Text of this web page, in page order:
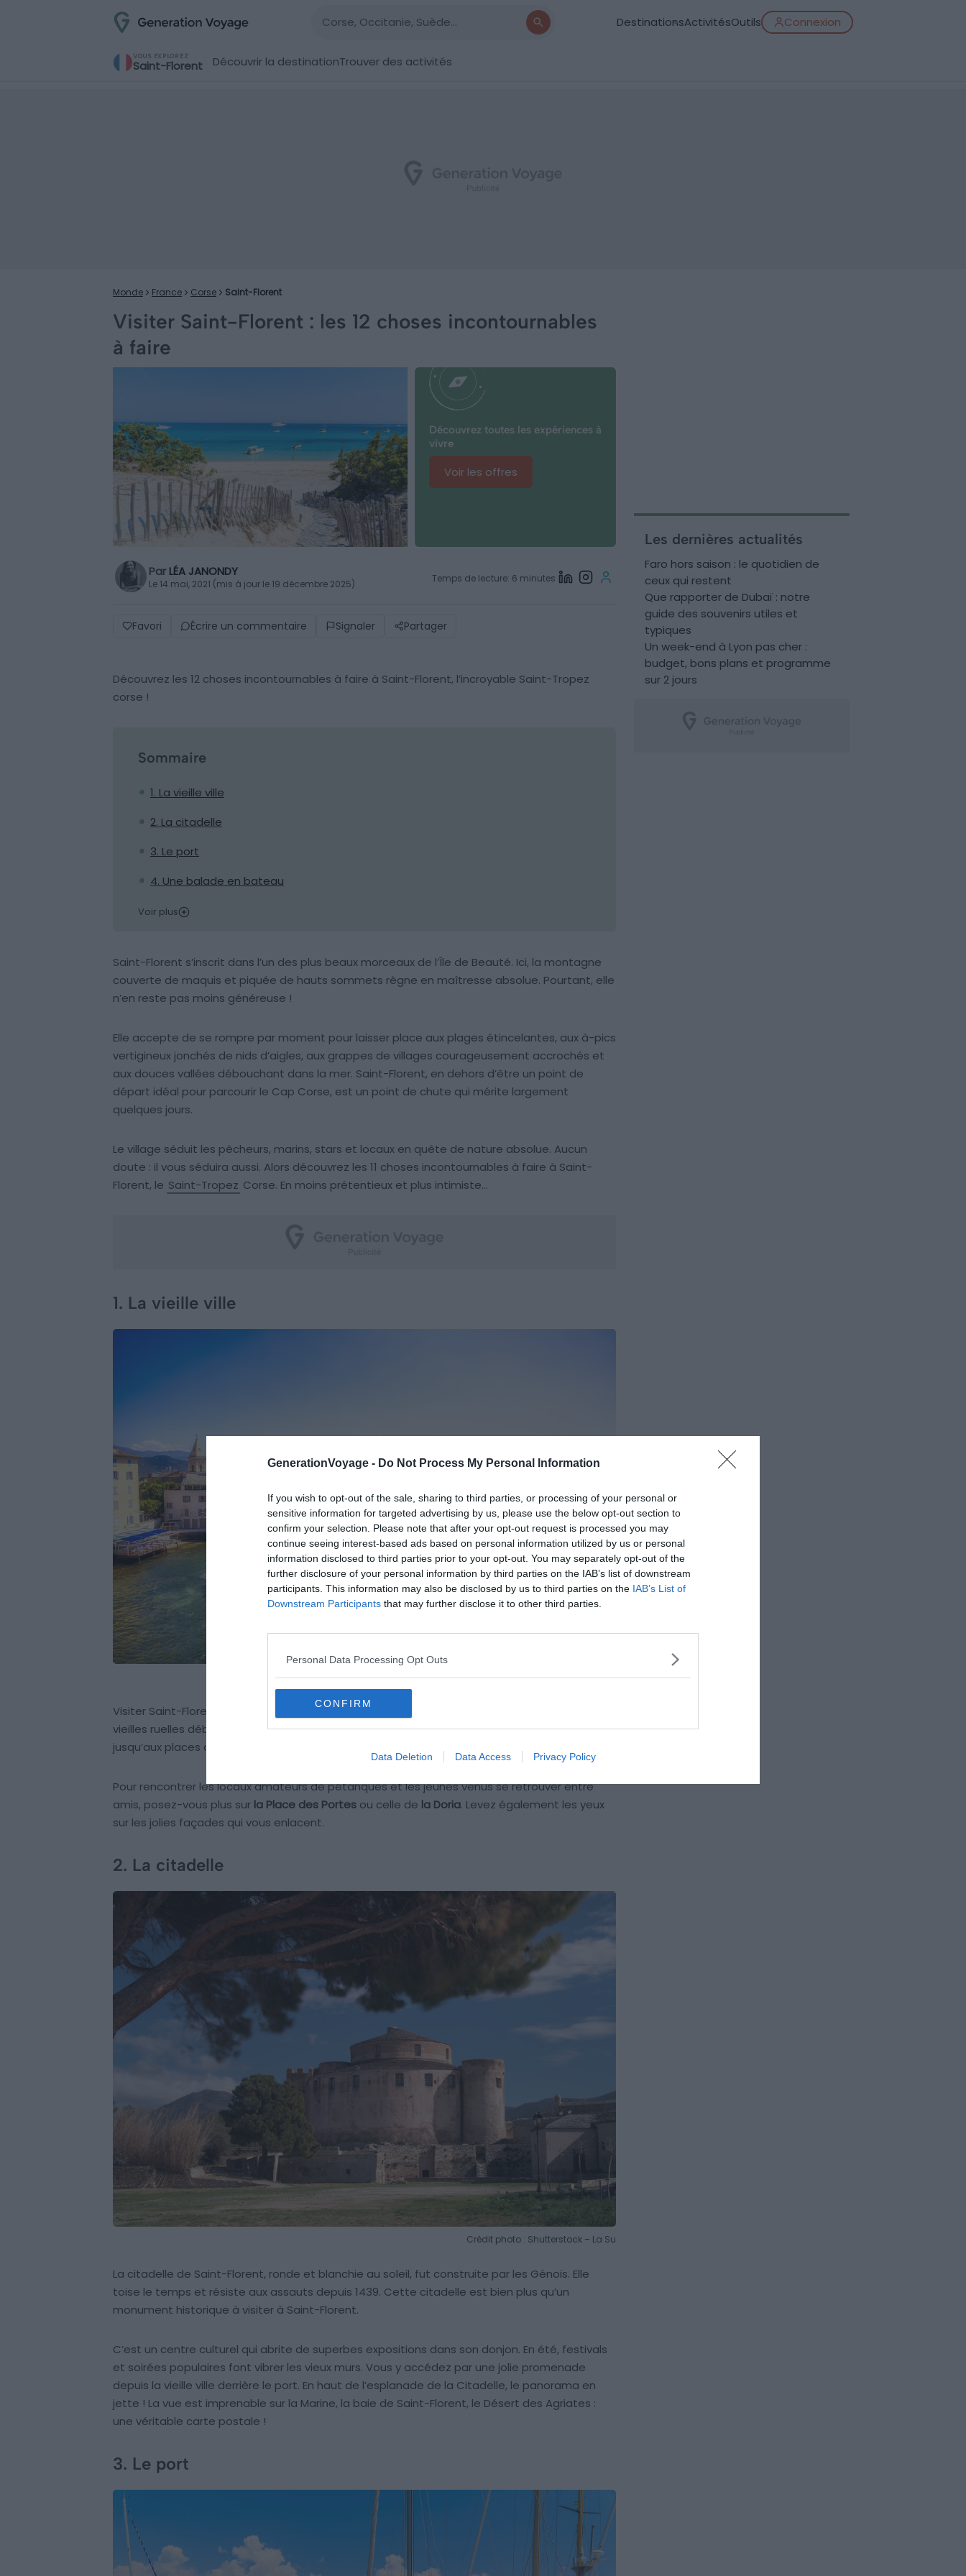
GenerationVoyage - Do Not Process My Personal Information
If you wish to opt-out of the sale, sharing to third parties, or processing of your personal or
sensitive information for targeted advertising by us, please use the below opt-out section to
confirm your selection. Please note that after your opt-out request is processed you may
continue seeing interest-based ads based on personal information utilized by us or personal
information disclosed to third parties prior to your opt-out. You may separately opt-out of the
further disclosure of your personal information by third parties on the IAB’s list of downstream
participants. This information may also be disclosed by us to third parties on the IAB’s List of
Downstream Participants that may further disclose it to other third parties.
Personal Data Processing Opt Outs
CONFIRM
Data Deletion Data Access Privacy Policy
DestinationsActivitésOutils Connexion
VOUS EXPLOREZ
Saint-Florent Découvrir la destinationTrouver des activités
Monde France Corse Saint-Florent
Visiter Saint-Florent : les 12 choses incontournables
à faire
Découvrez toutes les expériences à
vivre
Voir les offres
Par LÉA JANONDY
Le 14 mai, 2021 (mis à jour le 19 décembre 2025) Temps de lecture: 6 minutes
Favori Écrire un commentaire Signaler Partager
Découvrez les 12 choses incontournables à faire à Saint-Florent, l’incroyable Saint-Tropez
corse !
Sommaire
1. La vieille ville
2. La citadelle
3. Le port
4. Une balade en bateau
Voir plus
Saint-Florent s’inscrit dans l’un des plus beaux morceaux de l’Île de Beauté. Ici, la montagne
couverte de maquis et piquée de hauts sommets règne en maîtresse absolue. Pourtant, elle
n’en reste pas moins généreuse !
Elle accepte de se rompre par moment pour laisser place aux plages étincelantes, aux à-pics
vertigineux jonchés de nids d’aigles, aux grappes de villages courageusement accrochés et
aux douces vallées débouchant dans la mer. Saint-Florent, en dehors d’être un point de
départ idéal pour parcourir le Cap Corse, est un point de chute qui mérite largement
quelques jours.
Le village séduit les pêcheurs, marins, stars et locaux en quête de nature absolue. Aucun
doute : il vous séduira aussi. Alors découvrez les 11 choses incontournables à faire à Saint-
Florent, le Saint-Tropez Corse. En moins prétentieux et plus intimiste…
1. La vieille ville
Crédit photo : Shutterstock – Rolf E. Staerk
Visiter Saint-Florent, c’est forcément prendre le temps de flâner dans sa vieille ville. Les
vieilles ruelles débordent de charmes et vous mènent, tout en douceur et romantisme,
jusqu’aux places coquettes, églises charmantes et fontaines rafraîchissantes.
Pour rencontrer les locaux amateurs de pétanques et les jeunes venus se retrouver entre
amis, posez-vous plus sur la Place des Portes ou celle de la Doria. Levez également les yeux
sur les jolies façades qui vous enlacent.
2. La citadelle
Crédit photo : Shutterstock – La Su
La citadelle de Saint-Florent, ronde et blanchie au soleil, fut construite par les Génois. Elle
toise le temps et résiste aux assauts depuis 1439. Cette citadelle est bien plus qu’un
monument historique à visiter à Saint-Florent.
C’est un centre culturel qui abrite de superbes expositions dans son donjon. En été, festivals
et soirées populaires font vibrer les vieux murs. Vous y accédez par une jolie promenade
depuis la vieille ville derrière le port. En haut de l’esplanade de la Citadelle, le panorama en
jette ! La vue est imprenable sur la Marine, la baie de Saint-Florent, le Désert des Agriates :
une véritable carte postale !
3. Le port
Les dernières actualités
Faro hors saison : le quotidien de
ceux qui restent
Que rapporter de Dubaï : notre
guide des souvenirs utiles et
typiques
Un week-end à Lyon pas cher :
budget, bons plans et programme
sur 2 jours